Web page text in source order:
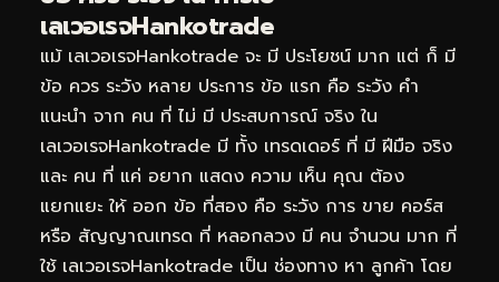
เลเวอเรจHankotrade
แม้ เลเวอเรจHankotrade จะ มี ประโยชน์ มาก แต่ ก็ มี
ข้อ ควร ระวัง หลาย ประการ ข้อ แรก คือ ระวัง คำ
แนะนำ จาก คน ที่ ไม่ มี ประสบการณ์ จริง ใน
เลเวอเรจHankotrade มี ทั้ง เทรดเดอร์ ที่ มี ฝีมือ จริง
และ คน ที่ แค่ อยาก แสดง ความ เห็น คุณ ต้อง
แยกแยะ ให้ ออก ข้อ ที่สอง คือ ระวัง การ ขาย คอร์ส
หรือ สัญญาณเทรด ที่ หลอกลวง มี คน จำนวน มาก ที่
ใช้ เลเวอเรจHankotrade เป็น ช่องทาง หา ลูกค้า โดย